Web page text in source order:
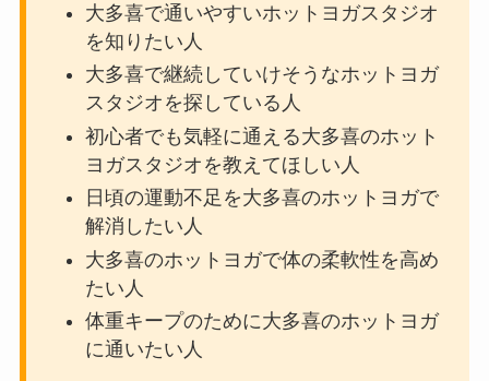
大多喜で通いやすいホットヨガスタジオ
を知りたい人
大多喜で継続していけそうなホットヨガ
スタジオを探している人
初心者でも気軽に通える大多喜のホット
ヨガスタジオを教えてほしい人
日頃の運動不足を大多喜のホットヨガで
解消したい人
大多喜のホットヨガで体の柔軟性を高め
たい人
体重キープのために大多喜のホットヨガ
に通いたい人